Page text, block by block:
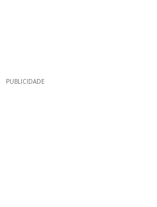
PUBLICIDADE